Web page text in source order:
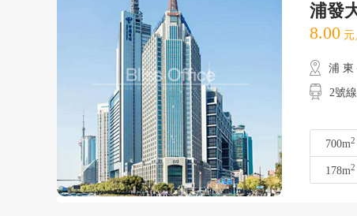
浦發
8.00 元
浦 東
2號
700m2
178m2